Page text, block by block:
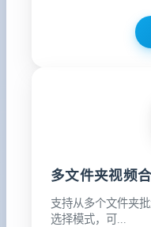
多文件夹视频
支持从多个文件夹
选择模式，可...